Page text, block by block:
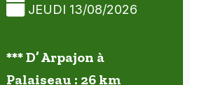
JEUDI 13/08/2026
*** D’ Arpajon à
Palaiseau : 26 km